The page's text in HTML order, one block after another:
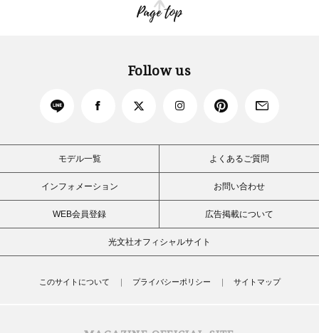
Page top
Follow us
モデル一覧 よくあるご質問
インフォメーション お問い合わせ
WEB会員登録 広告掲載について
光文社オフィシャルサイト
このサイトについて プライバシーポリシー サイトマップ